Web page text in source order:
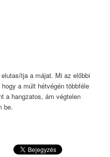
a májat. Mi az előbbi
a múlt hétvégén többféle
a hangzatos, ám végtelen
be.